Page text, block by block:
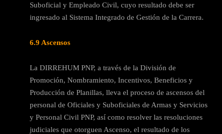
Suboficial y Empleado Civil, cuyo resultado debe ser
ingresado al Sistema Integrado de Gestión de la Carrera.
6.9 Ascensos
La DIRREHUM PNP, a través de la División de
Promoción, Nombramiento, Incentivos, Beneficios y
Producción de Planillas, lleva el proceso de ascensos del
personal de Oficiales y Suboficiales de Armas y Servicios
y Personal Civil PNP, así como resolver las resoluciones
judiciales que otorguen Ascenso, el resultado de los